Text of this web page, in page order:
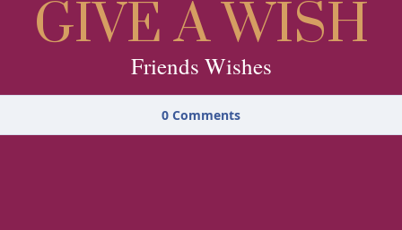
GIVE A WISH
Friends Wishes
0 Comments